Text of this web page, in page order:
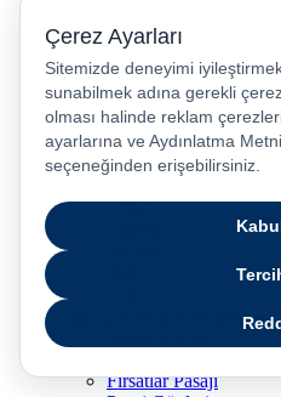
Anker
Arzum
Braun
Casper
Huawei
JBL
Lenovo
Philips
Özel Günler & Kampanyalar
Fırsatlar Pasajı